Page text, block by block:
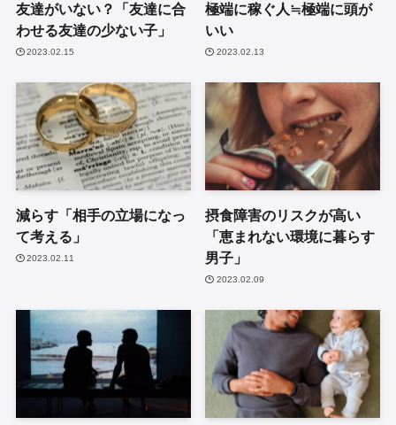
友達がいない？「友達に合
わせる友達の少ない子」
2023.02.15
極端に稼ぐ人≒極端に頭が
いい
2023.02.13
減らす「相手の立場になっ
て考える」
2023.02.11
摂食障害のリスクが高い
「恵まれない環境に暮らす
男子」
2023.02.09